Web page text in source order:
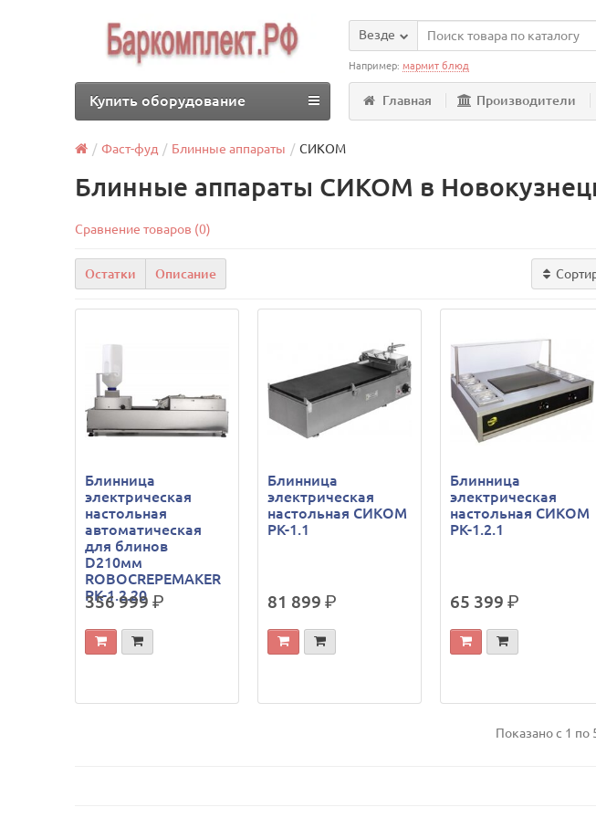
Везде
Например:мармит блюд
Главная Производители
Купить оборудование
Фаст-фуд Блинные аппараты СИКОМ
Блинные аппараты СИКОМ в
Сравнение товаров (0)
Остатки Описание
Блинница
электрическая
настольная
автоматическая
для блинов
D210мм
ROBOCREPEMAKER
РК-1.2.20
356 999р.
Блинница
электрическая
настольная СИКОМ
РК-1.1
81 899р.
Блинница
электрическая
настольная СИКОМ
РК-1.2.1
65 399р.
Показано с 1 по